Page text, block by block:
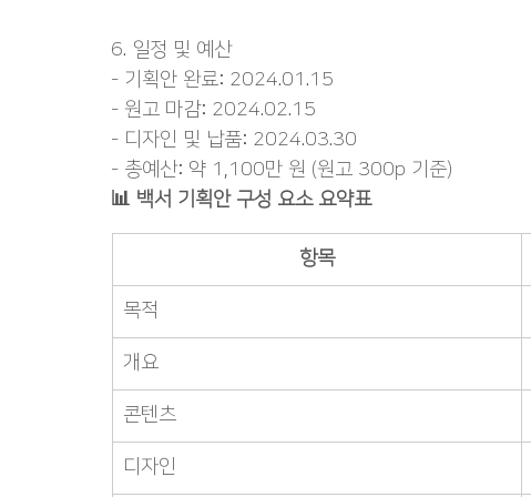
6. 일정 및 예산
- 기획안 완료: 2024.01.15
- 원고 마감: 2024.02.15
- 디자인 및 납품: 2024.03.30
- 총예산: 약 1,100만 원 (원고 300p 기준)
📊 백서 기획안 구성 요소 요약표
항목
목적
개요
콘텐츠
디자인